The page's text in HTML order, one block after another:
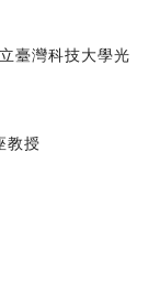
臺灣科技大學光
教授